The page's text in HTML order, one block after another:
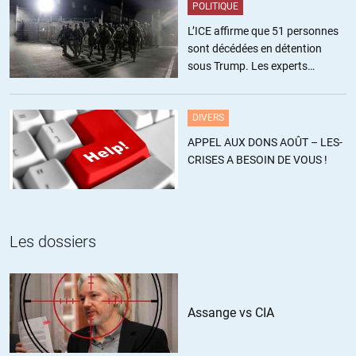
A titre personnel je penche plutôt vers l’hypothèse a).
+21 ALERTER
Bah disons la web série se veut une parodie des série tv doc
américaines qui font dans ce genre de sensationnel, les constructeur
de l’extrême, et autre bêtise du genre, j’ai trouvé cela marrant, mais
bon MSF quoi, j’aurai préféré qu’ils fassent cela sans MSF lol
Leneutre//13.08.2016 à 10h12
La seule question que je me pose après avoir visionné les 10
premières secondes du premier épisode: D’où vient l’argent ayant
servi à réaliser cette production digne de Hollywood (inclus
POLITIQUE
L’ICE affirme que 51 personnes
sont décédées en détention
sous Trump. Les experts
DIVERS
APPEL AUX DONS AOÛT – LES-
CRISES A BESOIN DE VOUS !
Les dossiers
Assange vs CIA